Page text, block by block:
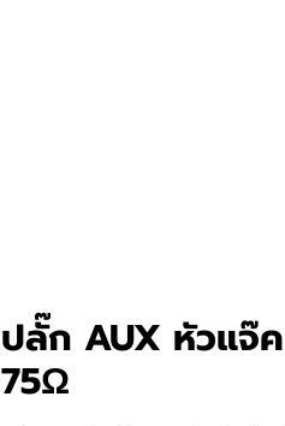
ปลั๊ก AUX หัวแจ๊ค
75Ω